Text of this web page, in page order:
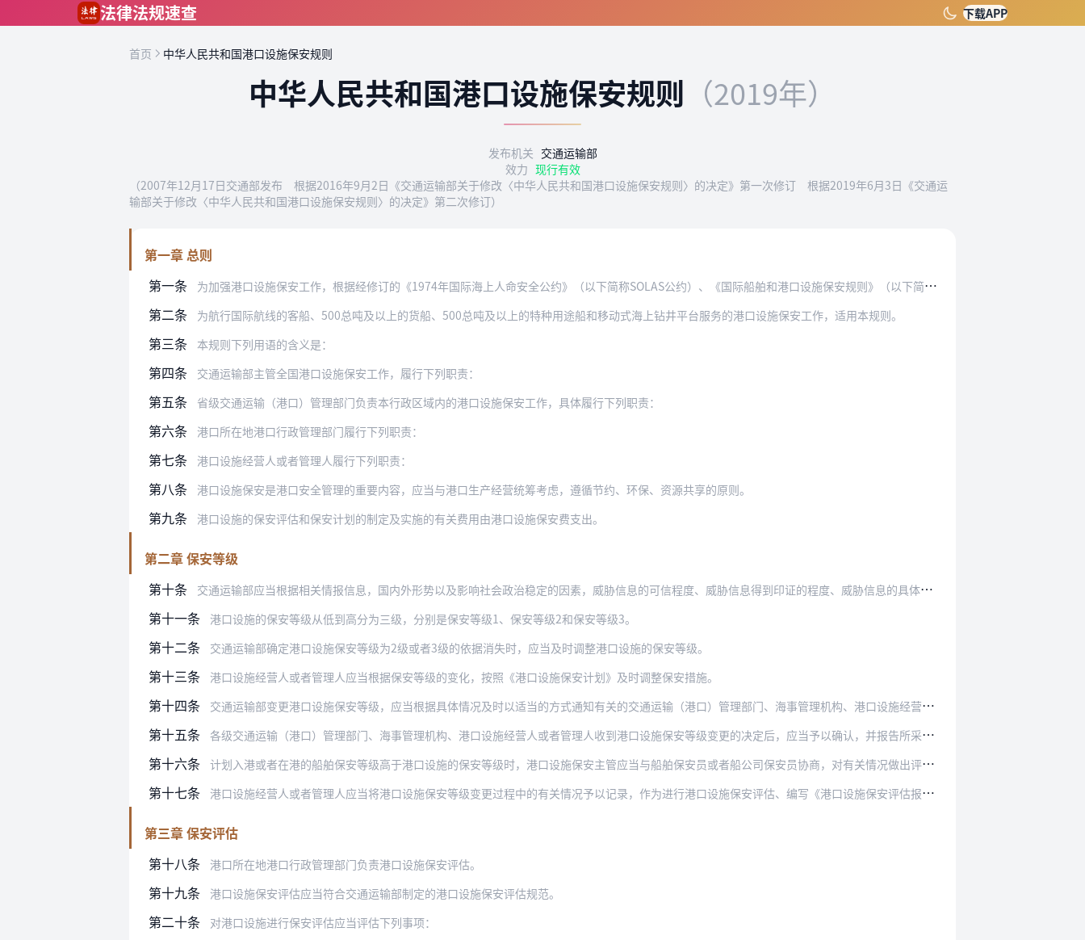
法律法规速查 下载APP
首页 中华人民共和国港口设施保安规则
中华人民共和国港口设施保安规则 （2019年）
发布机关 交通运输部
效力 现行有效
（2007年12月17日交通部发布 根据2016年9月2日《交通运输部关于修改〈中华人民共和国港口设施保安规则〉的决定》第一次修订 根据2019年6月3日《交通运
输部关于修改〈中华人民共和国港口设施保安规则〉的决定》第二次修订）
第一章 总则
第一条
为加强港口设施保安工作，根据经修订的《1974年国际海上人命安全公约》（以下简称SOLAS公约）、《国际船舶和港口设施保安规则》（以下简称ISPS规则）和《国际…
第二条 为航行国际航线的客船、500总吨及以上的货船、500总吨及以上的特种用途船和移动式海上钻井平台服务的港口设施保安工作，适用本规则。
第三条 本规则下列用语的含义是：
第四条 交通运输部主管全国港口设施保安工作，履行下列职责：
第五条 省级交通运输（港口）管理部门负责本行政区域内的港口设施保安工作，具体履行下列职责：
第六条 港口所在地港口行政管理部门履行下列职责：
第七条 港口设施经营人或者管理人履行下列职责：
第八条 港口设施保安是港口安全管理的重要内容，应当与港口生产经营统筹考虑，遵循节约、环保、资源共享的原则。
第九条 港口设施的保安评估和保安计划的制定及实施的有关费用由港口设施保安费支出。
第二章 保安等级
第十条
交通运输部应当根据相关情报信息，国内外形势以及影响社会政治稳定的因素，威胁信息的可信程度、威胁信息得到印证的程度、威胁信息的具体或者紧迫程度和保安事件的潜在后果…
第十一条 港口设施的保安等级从低到高分为三级，分别是保安等级1、保安等级2和保安等级3。
第十二条 交通运输部确定港口设施保安等级为2级或者3级的依据消失时，应当及时调整港口设施的保安等级。
第十三条 港口设施经营人或者管理人应当根据保安等级的变化，按照《港口设施保安计划》及时调整保安措施。
第十四条 交通运输部变更港口设施保安等级，应当根据具体情况及时以适当的方式通知有关的交通运输（港口）管理部门、海事管理机构、港口设施经营人或者管理人。
第十五条 各级交通运输（港口）管理部门、海事管理机构、港口设施经营人或者管理人收到港口设施保安等级变更的决定后，应当予以确认，并报告所采取的相应措施。
第十六条 计划入港或者在港的船舶保安等级高于港口设施的保安等级时，港口设施保安主管应当与船舶保安员或者船公司保安员协商，对有关情况做出评估，确定适当的保安措施，签署《保安…
第十七条 港口设施经营人或者管理人应当将港口设施保安等级变更过程中的有关情况予以记录，作为进行港口设施保安评估、编写《港口设施保安评估报告》、制（修）订《港口设施保安计划…
第三章 保安评估
第十八条
港口所在地港口行政管理部门负责港口设施保安评估。
第十九条 港口设施保安评估应当符合交通运输部制定的港口设施保安评估规范。
第二十条 对港口设施进行保安评估应当评估下列事项：